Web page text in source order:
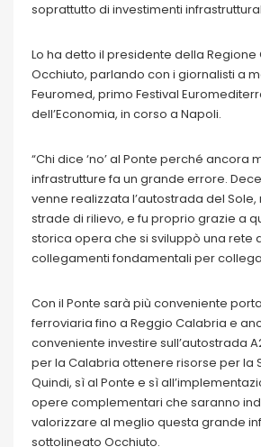
soprattutto di investimenti
Lo ha detto il presidente della
Occhiuto, parlando con i giornalisti a
Feuromed, primo Festival
dell’Economia, in corso a Napoli.
“Chi dice ‘no’ al Ponte perché ancora
infrastrutture fa un grande errore.
venne realizzata l’autostrada del Sole,
strade di rilievo, e fu proprio grazie a
storica opera che si sviluppò una rete
collegamenti fondamentali per
Con il Ponte sarà più conveniente
ferroviaria fino a Reggio Calabria e
conveniente investire sull’autostrada
per la Calabria ottenere risorse per la
Quindi, sì al Ponte e sì
opere complementari che saranno
valorizzare al meglio questa grande
sottolineato Occhiuto.